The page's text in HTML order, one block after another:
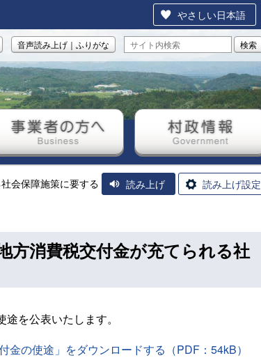
やさしい日本語
音声読み上げ｜ふりがな 検索
事業者の方へ 村政情報
会保障施策に要する
読み上げ 読み上げ設定
方消費税交付金が充てられる社
を公表いたします。
金の使途」をダウンロードする（PDF：54kB）